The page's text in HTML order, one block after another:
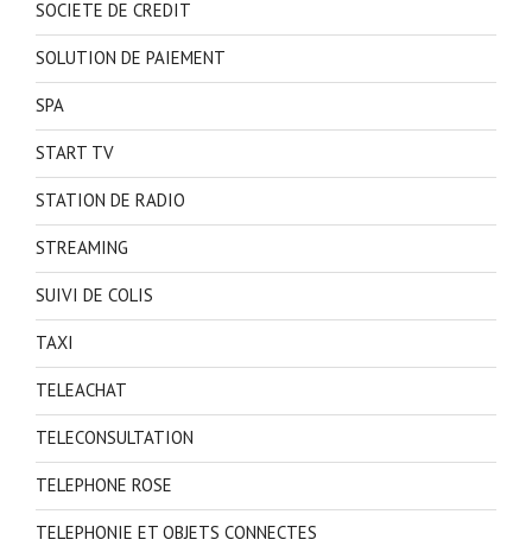
SOCIETE DE CREDIT
SOLUTION DE PAIEMENT
SPA
START TV
STATION DE RADIO
STREAMING
SUIVI DE COLIS
TAXI
TELEACHAT
TELECONSULTATION
TELEPHONE ROSE
TELEPHONIE ET OBJETS CONNECTES